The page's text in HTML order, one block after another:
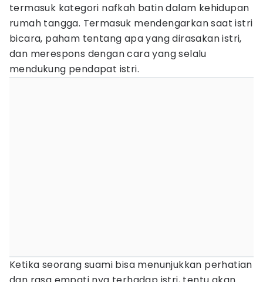
termasuk kategori nafkah batin dalam kehidupan
rumah tangga. Termasuk mendengarkan saat istri
bicara, paham tentang apa yang dirasakan istri,
dan merespons dengan cara yang selalu
mendukung pendapat istri.
Ketika seorang suami bisa menunjukkan perhatian